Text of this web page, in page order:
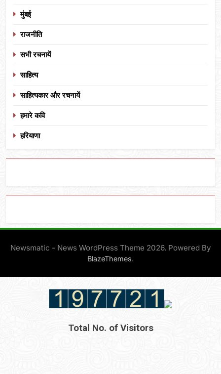
मुंबई
राजनीति
सभी रचनायें
साहित्य
साहित्यकार और रचनायें
हमारे कवि
हरियाणा
Newsmatic - News WordPress Theme 2026. Powered By
BlazeThemes.
Total No. of Visitors